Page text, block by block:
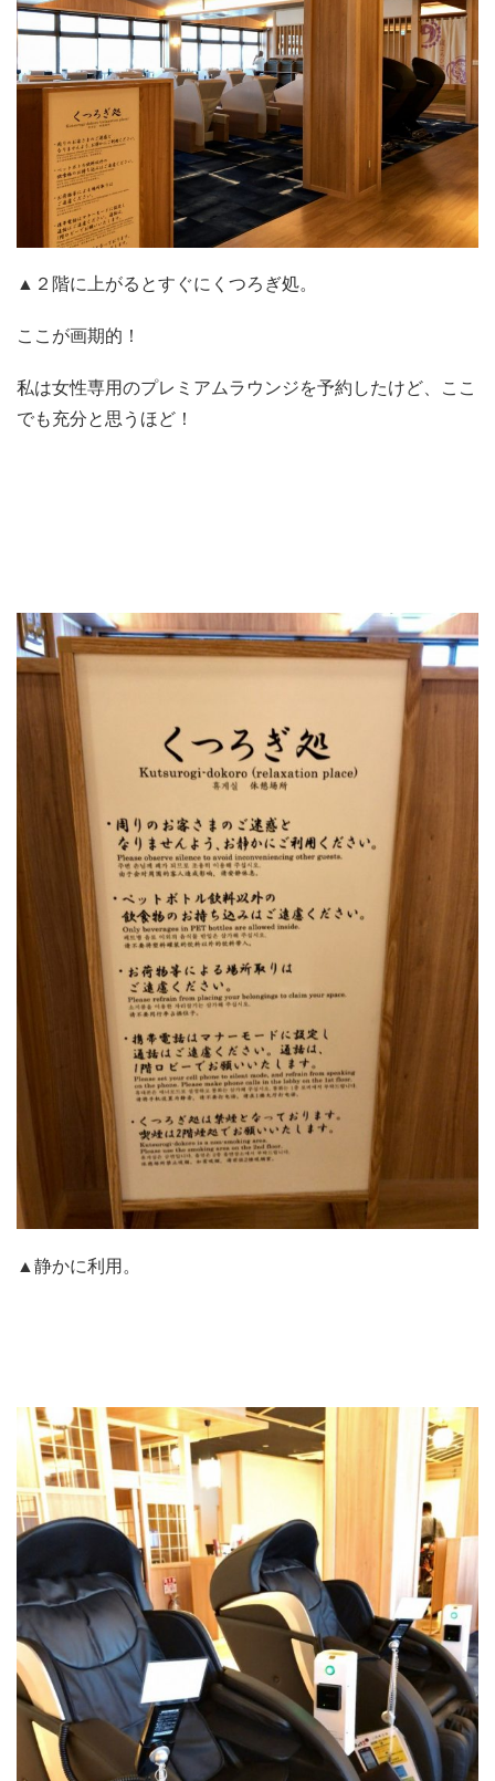
▲２階に上がるとすぐにくつろぎ処。
ここが画期的！
私は女性専用のプレミアムラウンジを予約したけど、ここ
でも充分と思うほど！
▲静かに利用。